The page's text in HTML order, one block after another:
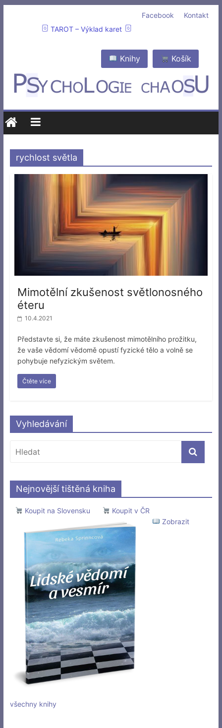
Kontakt
Facebook
TAROT – Výklad karet
Košík
Knihy
rychlost světla
Mimotělní zkušenost světlonosného
éteru
10.4.2021
Představte si, že máte zkušenost mimotělního prožitku,
že vaše vědomí vědomě opustí fyzické tělo a volně se
pohybuje nefyzickým světem.
Čtěte více
Vyhledávání
Nejnovější tištěná kniha
Koupit na Slovensku
Koupit v ČR
Zobrazit
všechny knihy